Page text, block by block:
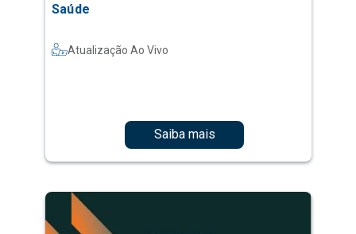
Saúde
Atualização Ao Vivo
Saiba mais